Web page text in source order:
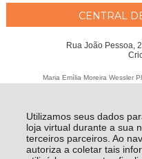
Utilizamos seus dados
loja virtual durante a sua
terceiros parceiros. Ao
autoriza a coletar tais
CENTRAL
Rua João Pessoa,
Maria Emília Moreira Wessler